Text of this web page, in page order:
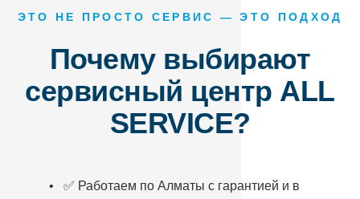
ЭТО НЕ ПРОСТО СЕРВИС — ЭТО ПОДХОД
Почему выбирают
сервисный центр ALL
SERVICE?
• ✅ Работаем по Алматы с гарантией и в